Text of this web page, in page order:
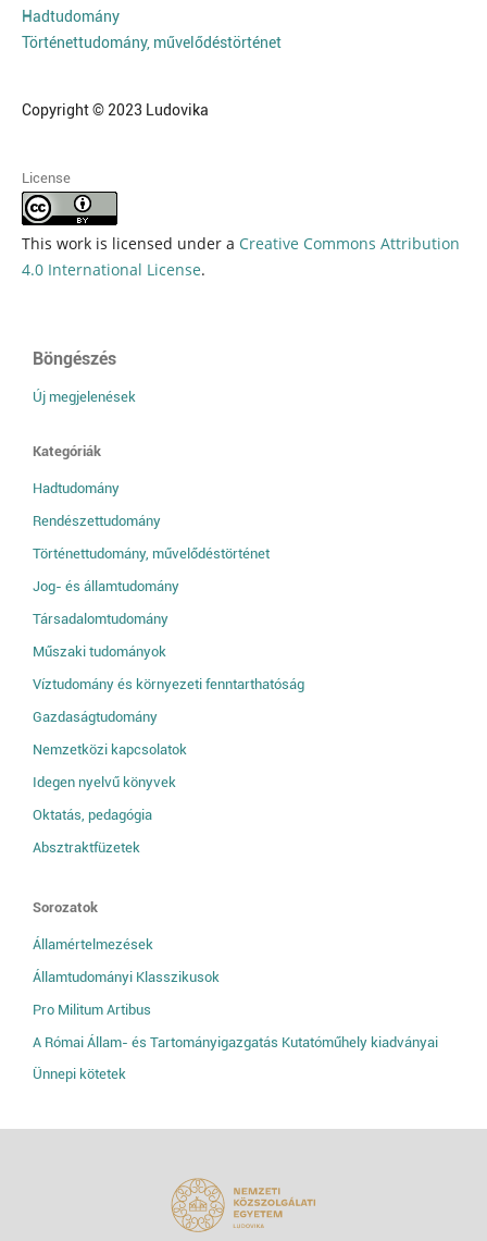
Hadtudomány
Történettudomány, művelődéstörténet
Copyright © 2023 Ludovika
License
This work is licensed under a Creative Commons Attribution
4.0 International License.
Böngészés
Új megjelenések
Kategóriák
Hadtudomány
Rendészettudomány
Történettudomány, művelődéstörténet
Jog- és államtudomány
Társadalomtudomány
Műszaki tudományok
Víztudomány és környezeti fenntarthatóság
Gazdaságtudomány
Nemzetközi kapcsolatok
Idegen nyelvű könyvek
Oktatás, pedagógia
Absztraktfüzetek
Sorozatok
Államértelmezések
Államtudományi Klasszikusok
Pro Militum Artibus
A Római Állam- és Tartományigazgatás Kutatóműhely kiadványai
Ünnepi kötetek